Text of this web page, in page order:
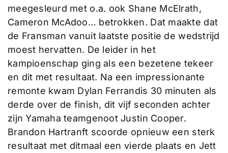
meegesleurd met o.a. ook Shane McElrath,
Cameron McAdoo… betrokken. Dat maakte dat
de Fransman vanuit laatste positie de wedstrijd
moest hervatten. De leider in het
kampioenschap ging als een bezetene tekeer
en dit met resultaat. Na een impressionante
remonte kwam Dylan Ferrandis 30 minuten als
derde over de finish, dit vijf seconden achter
zijn Yamaha teamgenoot Justin Cooper.
Brandon Hartranft scoorde opnieuw een sterk
resultaat met ditmaal een vierde plaats en Jett